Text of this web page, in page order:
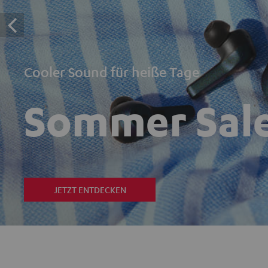
Cooler Sound für heiße Tage
Sommer
JETZT ENTDECKEN